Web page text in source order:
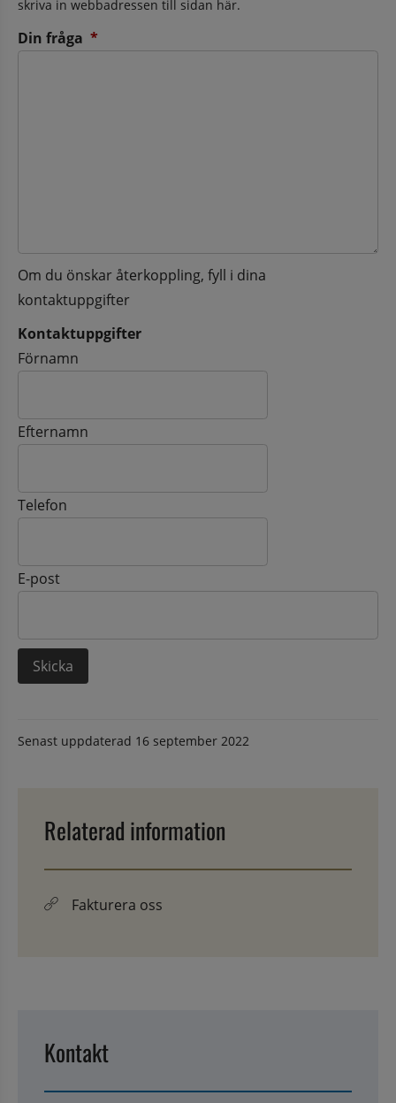
skriva in webbadressen till sidan här.
Din fråga *
Om du önskar återkoppling, fyll i dina
kontaktuppgifter
Kontaktuppgifter
Kontaktuppgifter
Förnamn
Efternamn
Telefon
E-post
Senast uppdaterad 16 september 2022
Relaterad information
Fakturera oss
Kontakt